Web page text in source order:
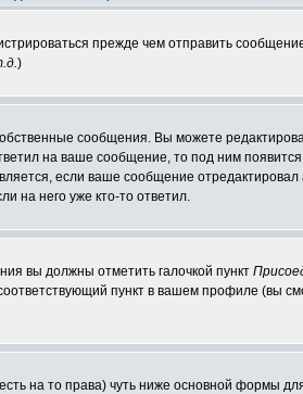
прежде чем отправить
)
сообщения. Вы можете
на ваше сообщение, то под ним
если ваше сообщение
на него уже кто-то ответил.
вы должны отметить галочкой пункт
пункт в вашем профиле (вы
на то права) чуть ниже основной формы